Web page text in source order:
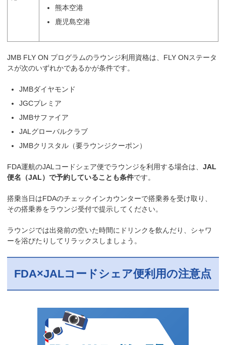
熊本空港
鹿児島空港
JMB FLY ON プログラムのラウンジ利用資格は、FLY ONステータ
スが次のいずれかであるかが条件です。
JMBダイヤモンド
JGCプレミア
JMBサファイア
JALグローバルクラブ
JMBクリスタル（要ラウンジクーポン）
FDA運航のJALコードシェア便でラウンジを利用する場合は、JAL
便名（JAL）で予約していることも条件です。
搭乗当日はFDAのチェックインカウンターで搭乗券を受け取り、
その搭乗券をラウンジ受付で提示してください。
ラウンジでは出発前の空いた時間にドリンクを飲んだり、シャワ
ーを浴びたりしてリラックスしましょう。
FDA×JALコードシェア便利用の注意点